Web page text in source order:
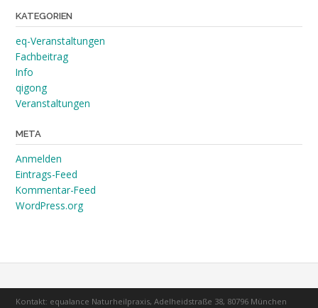
KATEGORIEN
eq-Veranstaltungen
Fachbeitrag
Info
qigong
Veranstaltungen
META
Anmelden
Eintrags-Feed
Kommentar-Feed
WordPress.org
Kontakt: equalance Naturheilpraxis, Adelheidstraße 38, 80796 München